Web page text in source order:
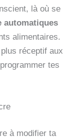
là où se
automatiques
alimentaires.
réceptif aux
tes
à modifier ta